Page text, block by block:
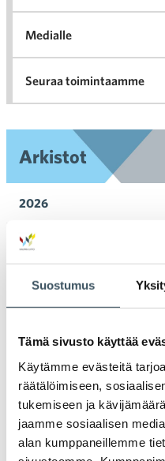
Suostumus
Tämä sivusto käyttää
Käytämme evästeitä
räätälöimiseen,
tukemiseen ja
jaamme sosiaalisen
alan kumppaneillemme
Medialle
Seuraa toimintaamme
Arkistot
2026
2025
2024
2022
2021
2020